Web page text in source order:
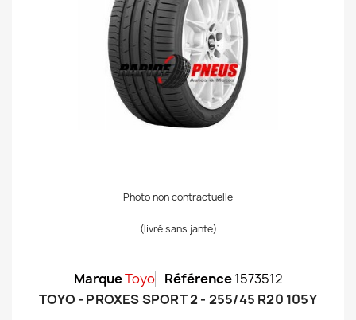
Photo non contractuelle
(livré sans jante)
MarqueToyo Référence 1573512
TOYO - PROXES SPORT 2 - 255/45 R20 105Y